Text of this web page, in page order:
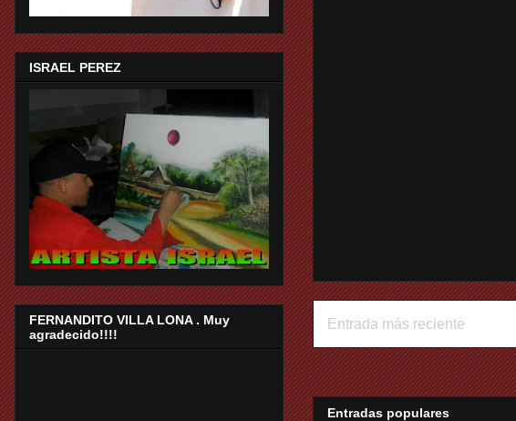
Entrada más reciente
Entradas populares
ISRAEL PEREZ
FERNANDITO VILLA LONA . Muy
agradecido!!!!